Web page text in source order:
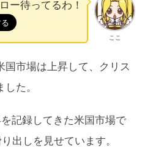
ここ
ー待ってるわ！
市場は上昇して、クリス
た。
記録してきた米国市場で
出しを見せています。